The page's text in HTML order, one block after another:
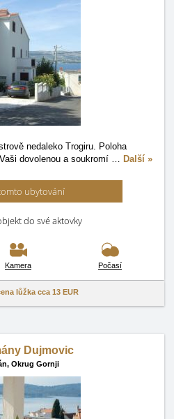
nedaleko Trogiru. Poloha
dovolenou a soukromí … Další »
ubytování
do své aktovky
Kamera Počasí
lůžka cca 13 EUR
Dujmovic
Okrug Gornji